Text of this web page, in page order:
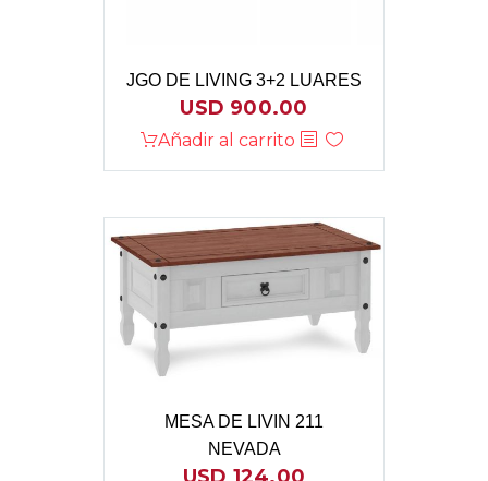
JGO DE LIVING 3+2 LUARES
USD 900.00
Añadir al carrito
MESA DE LIVIN 211
NEVADA